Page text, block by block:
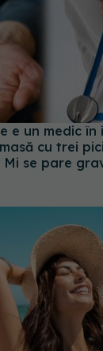
cu trei
se pare
în țară